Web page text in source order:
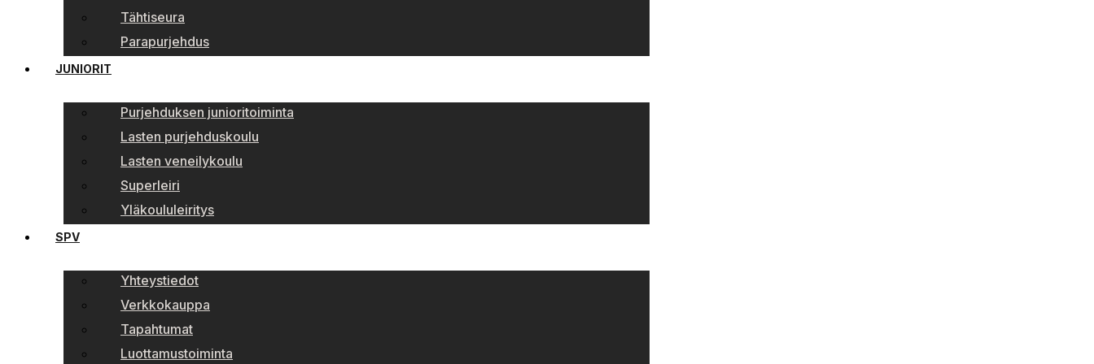
Tähtiseura
Parapurjehdus
JUNIORIT
Purjehduksen junioritoiminta
Lasten purjehduskoulu
Lasten veneilykoulu
Superleiri
Yläkoululeiritys
SPV
Yhteystiedot
Verkkokauppa
Tapahtumat
Luottamustoiminta